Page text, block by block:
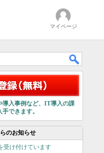
マイページ
導入事例など、IT導入の課
できます。
のお知らせ
受け付けています